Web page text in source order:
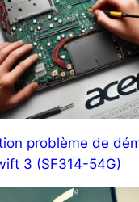
problème de
3 (SF314-54G)